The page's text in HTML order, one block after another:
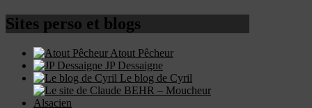
Sites perso et blogs
Atout Pêcheur
JP Dessaigne
Le blog de Cyril